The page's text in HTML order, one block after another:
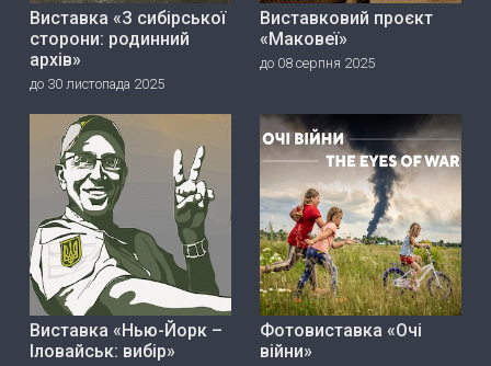
Виставка «З сибірської
сторони: родинний
архів»
до 30 листопада 2025
Виставковий проєкт
«Маковеї»
до 08 серпня 2025
Виставка «Нью-Йорк –
Іловайськ: вибір»
Фотовиставка «Очі
війни»